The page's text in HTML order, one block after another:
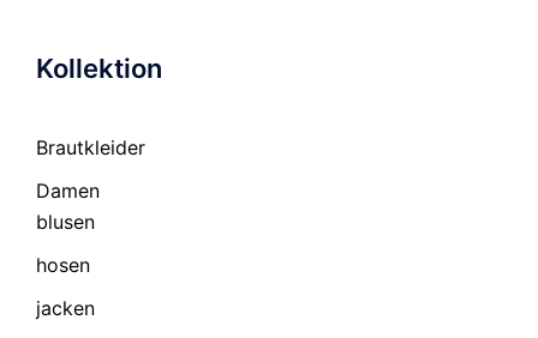
Kollektion
Brautkleider
Damen
blusen
hosen
jacken